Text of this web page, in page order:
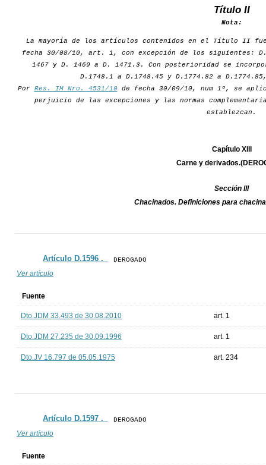
Título II
Nota:
La mayoría de los artículos contenidos en el Título II
fecha 30/08/10, art. 1, con excepción de los siguientes:
1467 y D. 1469 a D. 1471.3. Con posterioridad se
D.1748.1 a D.1748.45 y D.1774.82 a
Por Res. IM Nro. 4531/10de fecha 30/09/10, num 1º, se
perjuicio de las excepciones y las normas
establezcan.
Capítulo XIII
Carne y
Sección III
Chacinados. Definiciones para
Artículo D.1596 ._ DEROGADO
Ver artículo
Fuente
Dto.JDM 33.493 de 30.08.2010 art. 1
Dto.JDM 27.235 de 30.09.1996 art. 1
Dto.JV 16.797 de 05.05.1975 art. 234
Artículo D.1597 ._ DEROGADO
Ver artículo
Fuente